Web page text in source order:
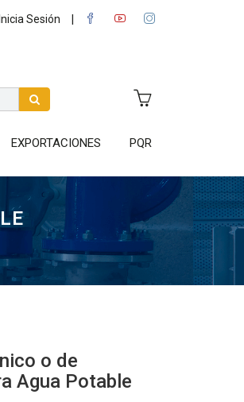
Inicia Sesión |
EXPORTACIONES PQR
o de
Agua Potable